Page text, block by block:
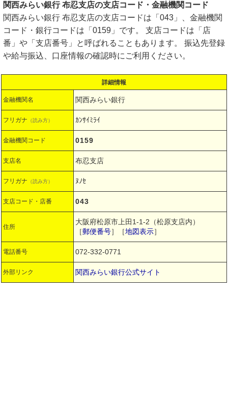
関西みらい銀行 布忍支店の支店コード・金融機関コード
関西みらい銀行 布忍支店の支店コードは「043」、金融機関
コード・銀行コードは「0159」です。 支店コードは「店
番」や「支店番号」と呼ばれることもあります。 振込先登録
や給与振込、口座情報の確認時にご利用ください。
詳細情報
金融機関名 関西みらい銀行
フリガナ （読み方） ｶﾝｻｲﾐﾗｲ
金融機関コード 0159
支店名 布忍支店
フリガナ （読み方） ﾇﾉｾ
支店コード・店番 043
住所
大阪府松原市上田1-1-2（松原支店内）
［郵便番号］［地図表示］
電話番号 072-332-0771
外部リンク 関西みらい銀行公式サイト